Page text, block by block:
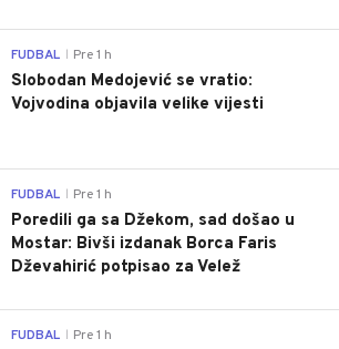
FUDBAL Pre 1 h
Slobodan Medojević se vratio:
Vojvodina objavila velike vijesti
FUDBAL Pre 1 h
Poredili ga sa Džekom, sad došao u
Mostar: Bivši izdanak Borca Faris
Dževahirić potpisao za Velež
FUDBAL Pre 1 h